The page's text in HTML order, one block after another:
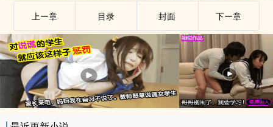
上ー章 目录 封面 下ー章